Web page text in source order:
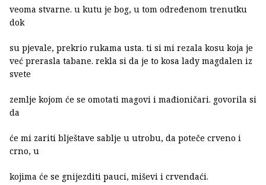
veoma stvarne. u kutu je bog, u tom određenom trenutku
dok
su pjevale, prekrio rukama usta. ti si mi rezala kosu koja je
već prerasla tabane. rekla si da je to kosa lady magdalen iz
svete
zemlje kojom će se omotati magovi i mađioničari. govorila si
da
će mi zariti blještave sablje u utrobu, da poteče crveno i
crno, u
kojima će se gnijezditi pauci, miševi i crvendaći.